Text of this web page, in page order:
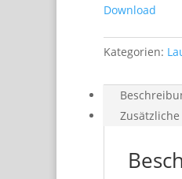
Download
Kategorien: